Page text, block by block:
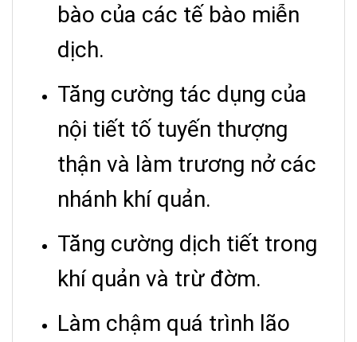
bào của các tế bào miễn
dịch.
Tăng cường tác dụng của
nội tiết tố tuyến thượng
thận và làm trương nở các
nhánh khí quản.
Tăng cường dịch tiết trong
khí quản và trừ đờm.
Làm chậm quá trình lão